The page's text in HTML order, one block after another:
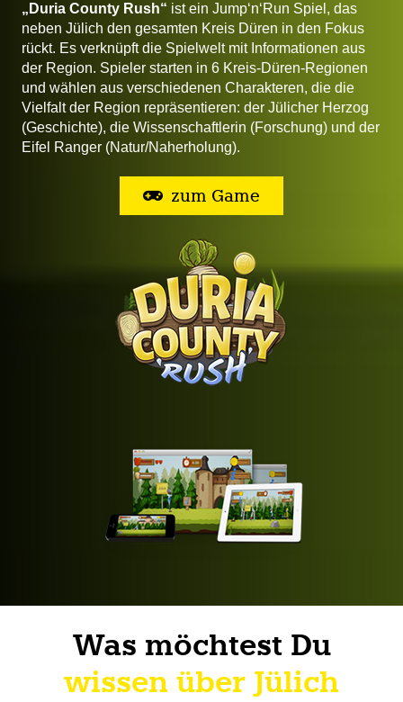
„Duria County Rush“ ist ein Jump‘n‘Run Spiel, das
neben Jülich den gesamten Kreis Düren in den Fokus
rückt. Es verknüpft die Spielwelt mit Informationen aus
der Region. Spieler starten in 6 Kreis-Düren-Regionen
und wählen aus verschiedenen Charakteren, die die
Vielfalt der Region repräsentieren: der Jülicher Herzog
(Geschichte), die Wissenschaftlerin (Forschung) und der
Eifel Ranger (Natur/Naherholung).
zum Game
Was möchtest Du
wissen über Jülich